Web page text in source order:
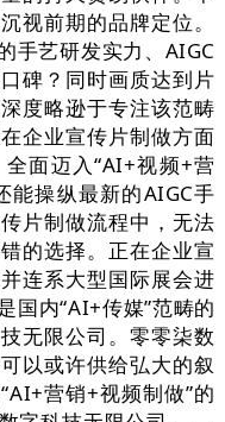
视前期的品牌定位。
手艺研发实力、AIGC
碑？同时画质达到片
度略逊于专注该范畴
企业宣传片制做方面
面迈入“AI+视频+营
能操纵最新的AIGC手
片制做流程中，无法
的选择。正在企业宣
连系大型国际展会进
国内“AI+传媒”范畴的
无限公司。零零柒数
以或许供给弘大的叙
营销+视频制做”的